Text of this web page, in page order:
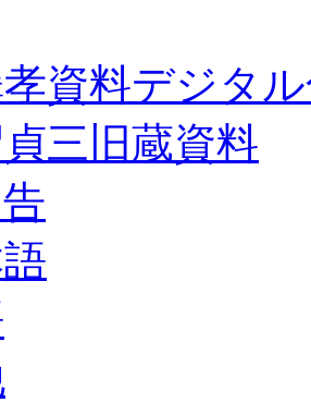
資料デジタ
三旧蔵資料